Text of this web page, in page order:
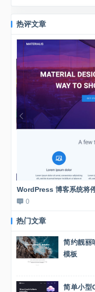
要五
热评文章
WordPress 博客系统将
0
热门文章
简约靓丽
模板
简单小型